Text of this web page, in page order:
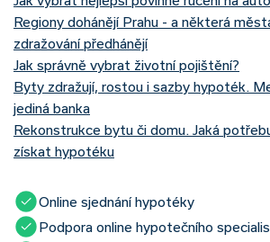
Regiony dohánějí Prahu - a některá
zdražování předhánějí
Jak správně vybrat životní pojištění?
Byty zdražují, rostou i sazby hypoték.
jediná banka
Rekonstrukce bytu či domu. Jaká
získat hypotéku
Online sjednání hypotéky
Podpora online hypotečního